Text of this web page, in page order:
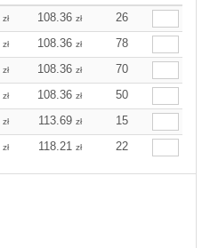
zł 108.36 zł
26
zł 108.36 zł
78
zł 108.36 zł
70
zł 108.36 zł
50
zł 113.69 zł
15
zł 118.21 zł 22